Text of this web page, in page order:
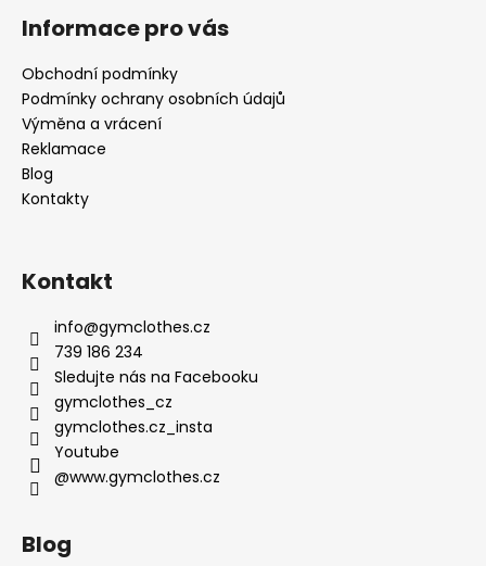
Informace pro vás
Obchodní podmínky
Podmínky ochrany osobních údajů
Výměna a vrácení
Reklamace
Blog
Kontakty
Kontakt
info@gymclothes.cz
739 186 234
Sledujte nás na Facebooku
gymclothes_cz
gymclothes.cz_insta
Youtube
@www.gymclothes.cz
Blog